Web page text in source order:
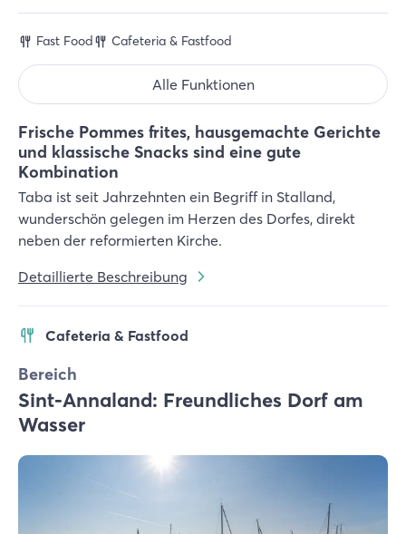
Frische Pommes frites, hausgemachte Gerichte
und klassische Snacks sind eine gute
Kombination
Taba ist seit Jahrzehnten ein Begriff in Stalland,
wunderschön gelegen im Herzen des Dorfes, direkt
neben der reformierten Kirche.
Detaillierte Beschreibung
Cafeteria & Fastfood
Fast Food Cafeteria & Fastfood
Alle Funktionen
Bereich
Sint-Annaland: Freundliches Dorf am
Wasser